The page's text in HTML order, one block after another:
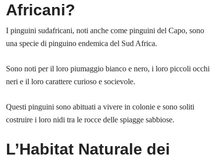
Africani?
I pinguini sudafricani, noti anche come pinguini del Capo, sono
una specie di pinguino endemica del Sud Africa.
Sono noti per il loro piumaggio bianco e nero, i loro piccoli occhi
neri e il loro carattere curioso e socievole.
Questi pinguini sono abituati a vivere in colonie e sono soliti
costruire i loro nidi tra le rocce delle spiagge sabbiose.
L’Habitat Naturale dei